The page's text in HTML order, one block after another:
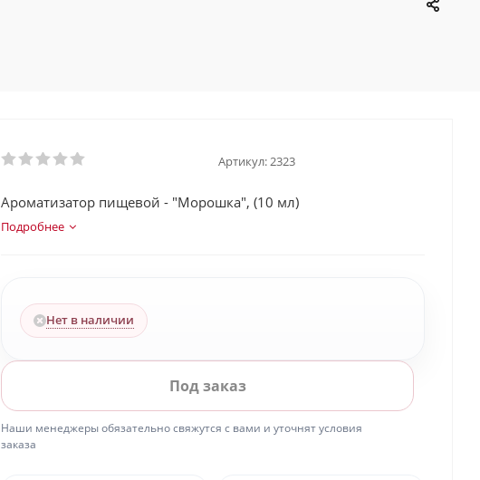
Артикул: 2323
Ароматизатор пищевой - "Морошка", (10 мл)
Подробнее
Нет в наличии
Под заказ
Наши менеджеры обязательно свяжутся с вами и уточнят условия
заказа